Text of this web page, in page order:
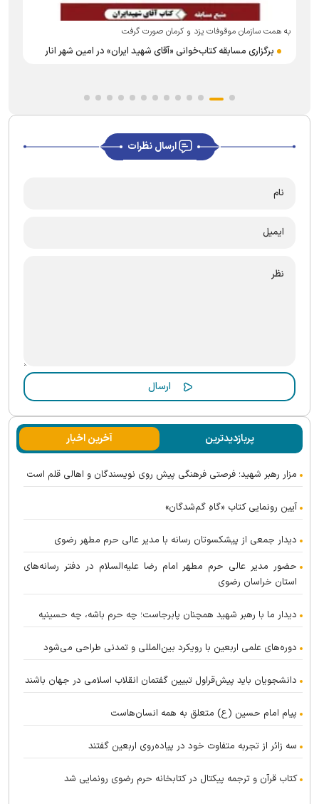
به همت سازمان موقوفات یزد و کرمان صورت گرفت
برگزاری مسابقه کتاب‌خوانی «آقای شهید ایران» در امین شهر انار
ارسال نظرات
پربازدیدترین آخرین اخبار
مزار رهبر شهید؛ فرصتی فرهنگی پیش روی نویسندگان و اهالی قلم است
آیین رونمایی کتاب «گاهِ گم‌شدگان»
دیدار جمعی از پیشکسوتان رسانه با مدیر عالی حرم مطهر رضوی
حضور مدیر عالی حرم مطهر امام رضا علیه‌السلام در دفتر رسانه‌های
استان خراسان رضوی
دیدار ما با رهبر شهید همچنان پابرجاست؛ چه حرم باشه، چه حسینیه
دوره‌های علمی اربعین با رویکرد بین‌المللی و تمدنی طراحی می‌شود
دانشجویان باید پیش‌قراول تبیین گفتمان انقلاب اسلامی در جهان باشند
پیام امام حسین (ع) متعلق به همه انسان‌هاست
سه زائر از تجربه متفاوت خود در پیاده‌روی اربعین گفتند
کتاب قرآن و ترجمه پیکتال در کتابخانه حرم رضوی رونمایی شد